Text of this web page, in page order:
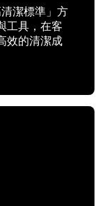
潔標準」方
工具，在客
效的清潔成